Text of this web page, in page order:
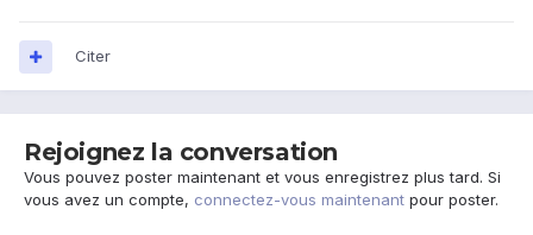
Citer
Rejoignez la conversation
Vous pouvez poster maintenant et vous enregistrez plus tard. Si
vous avez un compte, connectez-vous maintenant pour poster.